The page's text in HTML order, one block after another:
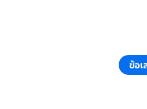
ข้อ